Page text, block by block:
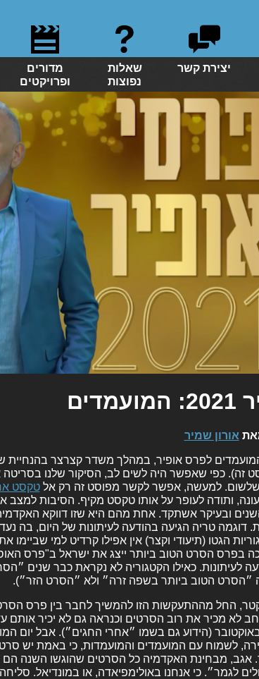
יצירת קשר
שאלות
נפוצות
מדורים
ופרויקטים
אורון שמיר
זה). כפי שאפשר היה לשים לב, הסיקור שלנו בסריטה
שלשום. למעשה, אפשר לקשר מפוסט זה רק אלטקסט
ותודה לעופר על אותו טקסט מקיף. הסיבות למצב
השנים ובעיקר אשתקד. אחת מהם היא שזו דווקא
דוגמה טריה הגיעה בהודעה לעיתונות של היום, בה
הגטו (תיעודי וקצר) אין אפילו קרדיט למי שביימו
בפרס הסרט הטוב ביותר ייצג את ישראל ב"פרס
לעיתונות. כאילו הקטגוריה לא נקראת כבר שנים
״הסרט הטוב ביותר בשפה זרה״ ולא ״הסרט הזר״).
החל מההתעקשות הזו להמשיך לחבר בין פרס
לא מכיר את רוב הסרטים וכנראה גם לא יכיר אותם
30 בתולדותיו ב-5 באוקטובר (הידוע גם בשמו ״אחרי החגים״). אבל
לשמוח עם המועמדים והמועמדות, כי באמת יש
אגב, מבחינת האקדמיה כל הסרטים שהוגשו השנה
לגמר״. כי אנחנו באולימפיאדה, או במונדיאל.